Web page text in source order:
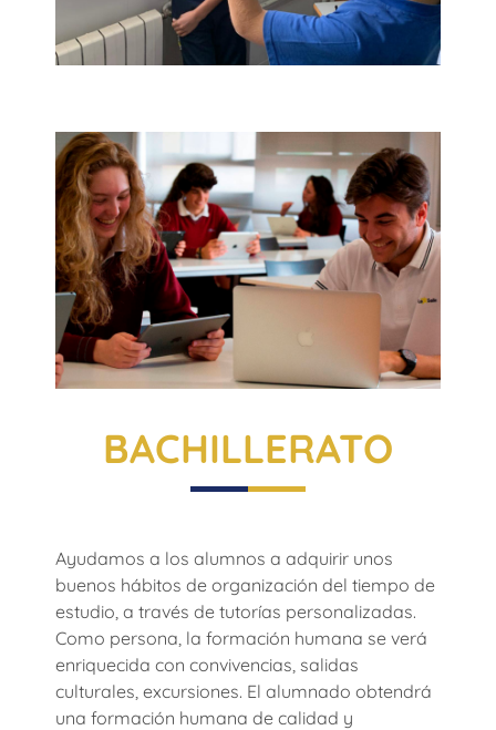
BACHILLERATO
Ayudamos a los alumnos a adquirir unos
buenos hábitos de organización del tiempo de
estudio, a través de tutorías personalizadas.
Como persona, la formación humana se verá
enriquecida con convivencias, salidas
culturales, excursiones. El alumnado obtendrá
una formación humana de calidad y